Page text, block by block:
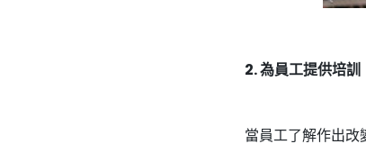
2. 為員工提供培訓
當員工了解作出改